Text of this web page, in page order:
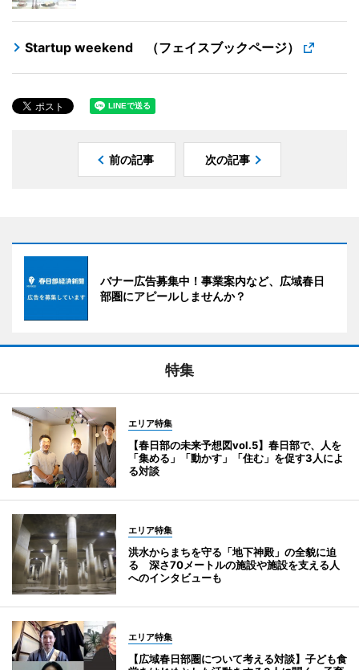
Startup weekend （フェイスブックページ）
前の記事 次の記事
バナー広告募集中！事業案内など、広域春日
部圏にアピールしませんか？
特集
エリア特集
【春日部の未来予想図vol.5】春日部で、人を
「集める」「動かす」「住む」を促す3人によ
る対談
エリア特集
洪水からまちを守る「地下神殿」の全貌に迫
る 深さ70メートルの施設や施設を支える人
へのインタビューも
エリア特集
【広域春日部圏について考える対談】子ども食